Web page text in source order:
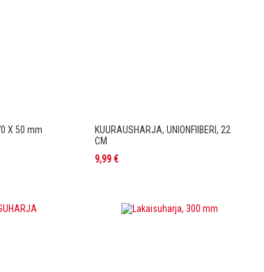
X 50 mm
KUURAUSHARJA, UNIONFIIBERI, 22
CM
9,99 €